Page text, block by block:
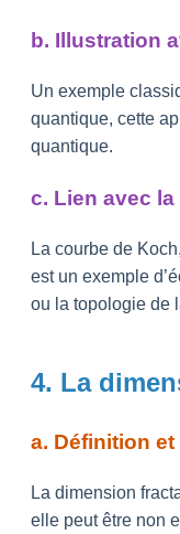
b. Illustration
Un exemple
quantique, cette
quantique.
c. Lien avec
La courbe de
est un exemple
ou la topologie de
4. La
a. Définition
La dimension
elle peut être non